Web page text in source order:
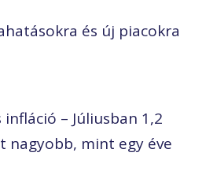
és új piacokra
infláció – Júliusban 1,2
nagyobb, mint egy éve